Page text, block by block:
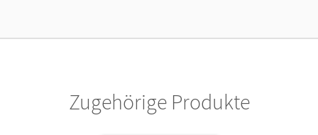
Zugehörige Produkte